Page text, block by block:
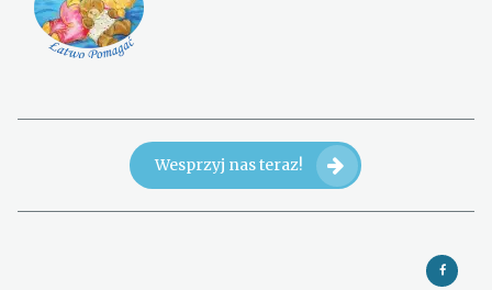
Wesprzyj nas teraz!